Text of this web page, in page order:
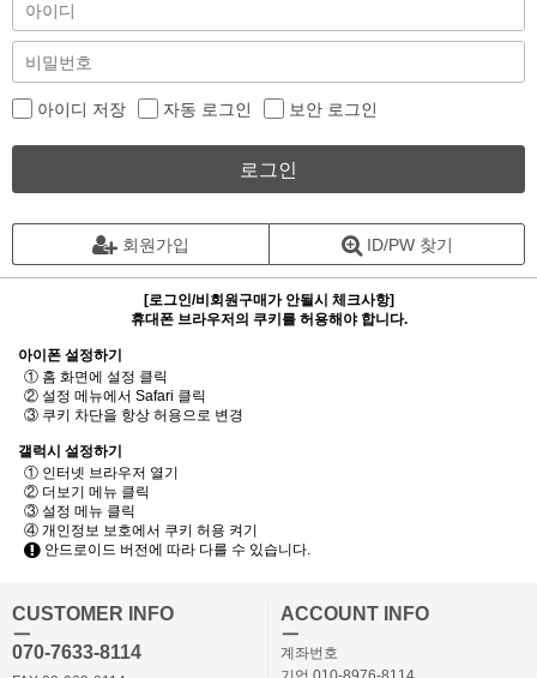
아이디 저장 자동 로그인 보안 로그인
로그인
회원가입 ID/PW 찾기
[로그인/비회원구매가 안될시 체크사항]
휴대폰 브라우저의 쿠키를 허용해야 합니다.
아이폰 설정하기
① 홈 화면에 설정 클릭
② 설정 메뉴에서 Safari 클릭
③ 쿠키 차단을 항상 허용으로 변경
갤럭시 설정하기
① 인터넷 브라우저 열기
② 더보기 메뉴 클릭
③ 설정 메뉴 클릭
④ 개인정보 보호에서 쿠키 허용 켜기
안드로이드 버전에 따라 다를 수 있습니다.
CUSTOMER INFO
ㅡ
070-7633-8114
ACCOUNT INFO
ㅡ
계좌번호